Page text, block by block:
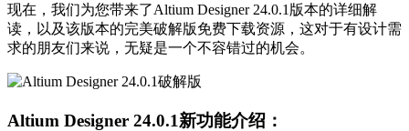
现在，我们为您带来了Altium Designer 24.0.1版本的详细解
读，以及该版本的完美破解版免费下载资源，这对于有设计需
求的朋友们来说，无疑是一个不容错过的机会。
Altium Designer 24.0.1新功能介绍：